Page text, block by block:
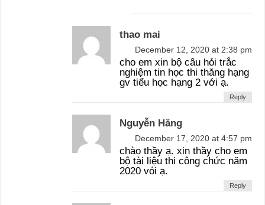
thao mai
December 12, 2020 at 2:38 pm
cho em xin bộ câu hỏi trắc
nghiệm tin học thi thăng hạng
gv tiểu học hạng 2 với ạ.
Reply
Nguyễn Hăng
December 17, 2020 at 4:57 pm
chào thầy ạ. xin thầy cho em
bộ tài liệu thi công chức năm
2020 vói ạ.
Reply